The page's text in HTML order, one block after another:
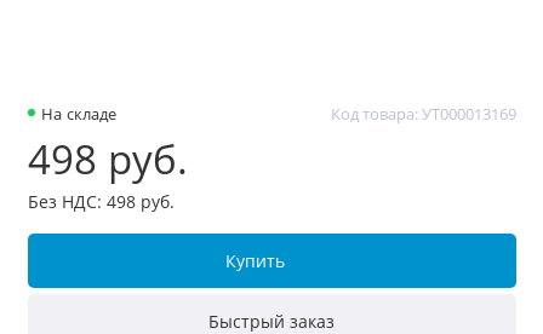
На складе Код товара: УТ000013169
498 руб.
Без НДС: 498 руб.
Купить
Быстрый заказ